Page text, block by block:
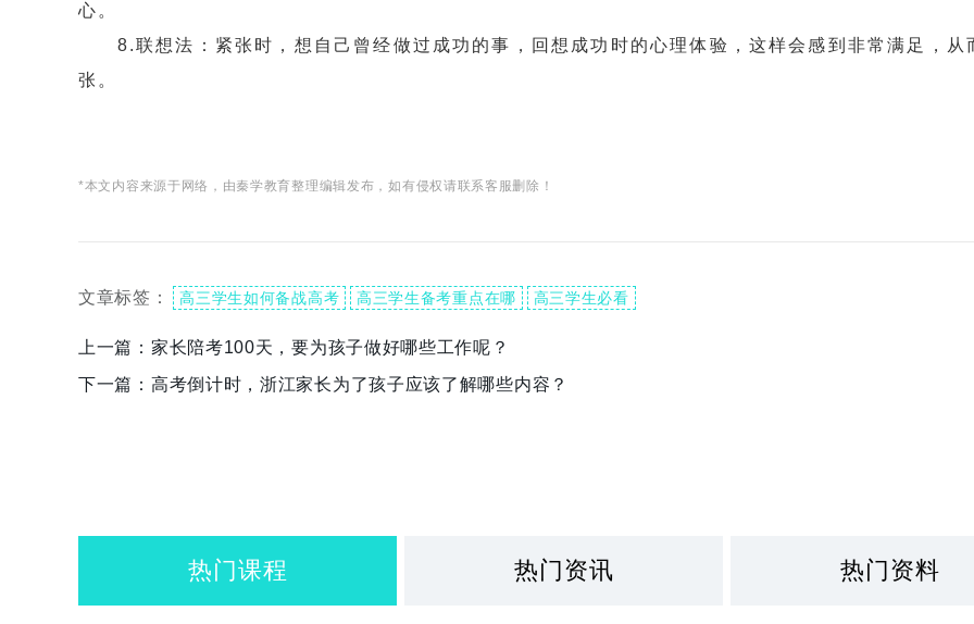
心。
8.联想法：紧张时，想自己曾经做过成功的事，回想成功时的心理体验，这样会感到非常满足，从
张。
*本文内容来源于网络，由秦学教育整理编辑发布，如有侵权请联系客服删除！
文章标签： 高三学生如何备战高考 高三学生备考重点在哪 高三学生必看
上一篇： 家长陪考100天，要为孩子做好哪些工作呢？
下一篇： 高考倒计时，浙江家长为了孩子应该了解哪些内容？
热门课程 热门资讯 热门资料